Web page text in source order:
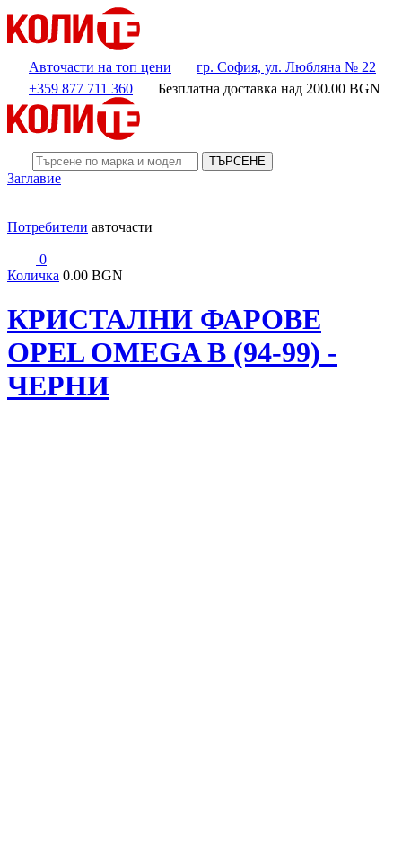
Авточасти на топ цени
гр. София, ул. Любляна № 22
+359 877 711 360
Безплатна доставка над 200.00 BGN
ТЪРСЕНЕ
Заглавие
Потребители авточасти
0
Количка 0.00 BGN
КРИСТАЛНИ ФАРОВЕ
OPEL OMEGA B (94-99) -
ЧЕРНИ